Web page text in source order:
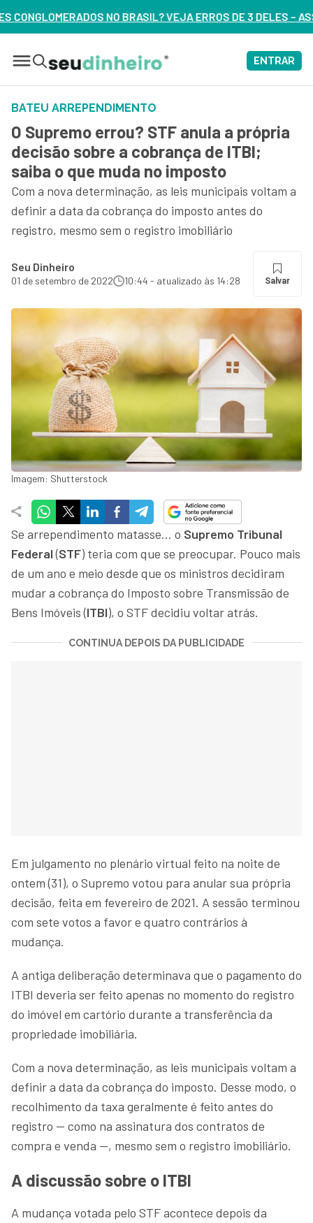
VEJA ERROS DE 3 DELES – ASSISTA AGORA
ENTRAR
BATEU ARREPENDIMENTO
O Supremo errou? STF anula a própria
decisão sobre a cobrança de ITBI;
saiba o que muda no imposto
Com a nova determinação, as leis municipais voltam a
definir a data da cobrança do imposto antes do
registro, mesmo sem o registro imobiliário
Seu Dinheiro
01 de setembro de 2022 10:44 - atualizado às 14:28 Salvar
Imagem: Shutterstock
Se arrependimento matasse… o Supremo Tribunal
Federal(STF) teria com que se preocupar. Pouco mais
de um ano e meio desde que os ministros decidiram
mudar a cobrança do Imposto sobre Transmissão de
Bens Imóveis (ITBI), o STF decidiu voltar atrás.
CONTINUA DEPOIS DA PUBLICIDADE
Em julgamento no plenário virtual feito na noite de
ontem (31), o Supremo votou para anular sua própria
decisão, feita em fevereiro de 2021. A sessão terminou
com sete votos a favor e quatro contrários à
mudança.
A antiga deliberação determinava que o pagamento do
ITBI deveria ser feito apenas no momento do registro
do imóvel em cartório durante a transferência da
propriedade imobiliária.
Com a nova determinação, as leis municipais voltam a
definir a data da cobrança do imposto. Desse modo, o
recolhimento da taxa geralmente é feito antes do
registro — como na assinatura dos contratos de
compra e venda —, mesmo sem o registro imobiliário.
A discussão sobre o ITBI
A mudança votada pelo STF acontece depois da